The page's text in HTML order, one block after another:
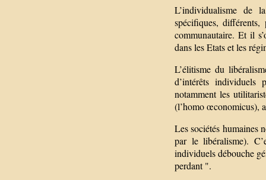
L’individualisme de
spécifiques,
communautaire. Et il
dans les Etats et les
L’élitisme du
d’intérêts individuels
notamment les
(l’homo œconomicus),
Les sociétés humaines
par le libéralisme).
individuels débouche
perdant ".